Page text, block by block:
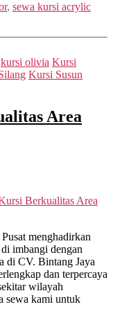
, sewa kursi acrylic
kursi olivia Kursi
Kursi Susun
Area
Berkualitas Area
menghadirkan
imbangi dengan
di CV. Bintang Jaya
dan terpercaya
wilayah
sewa kami untuk